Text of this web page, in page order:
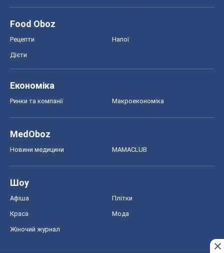
Food Oboz
Рецепти Напої
Дієти
Економіка
Ринки та компанії Макроекономіка
MedOboz
Новини медицини MAMACLUB
Шоу
Афіша Плітки
Краса Мода
Жіночий журнал